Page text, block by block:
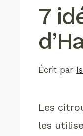
7
Écrit par
Les
les